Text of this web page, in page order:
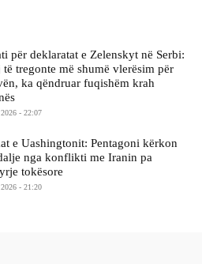
për deklaratat e Zelenskyt në Serbi:
të tregonte më shumë vlerësim për
ka qëndruar fuqishëm krah
- 22:07
e Uashingtonit: Pentagoni kërkon
nga konflikti me Iranin pa
tokësore
- 21:20